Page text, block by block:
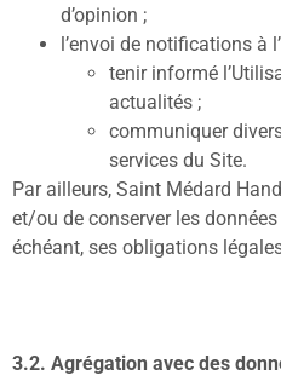
d’opinion ;
l’envoi de notifications à
tenir informé
actualités ;
communiquer
services du Site.
Par ailleurs, Saint Médard
et/ou de conserver les
échéant, ses obligations
3.2. Agrégation avec des